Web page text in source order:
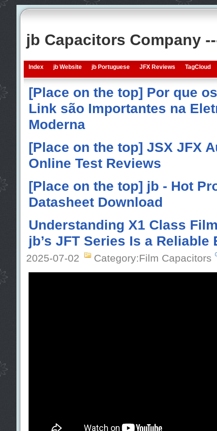
jb Capacitors Company
Index jb Website jb Portuguese JFX Reviews TagCloud
[Place on the top] Por que
Link são Importantes na
Moderna
[Place on the top] JSX JFX
Online Test Reviews
[Place on the top] jb - Hot
Datasheet Download
Understanding X1 Class
jb’s JFT Series Is a Reliable
2025-07-02 Category:Film Capacitors